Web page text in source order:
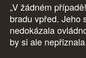
„V žádném
bradu vpřed. Jeho
nedokázala
by si ale